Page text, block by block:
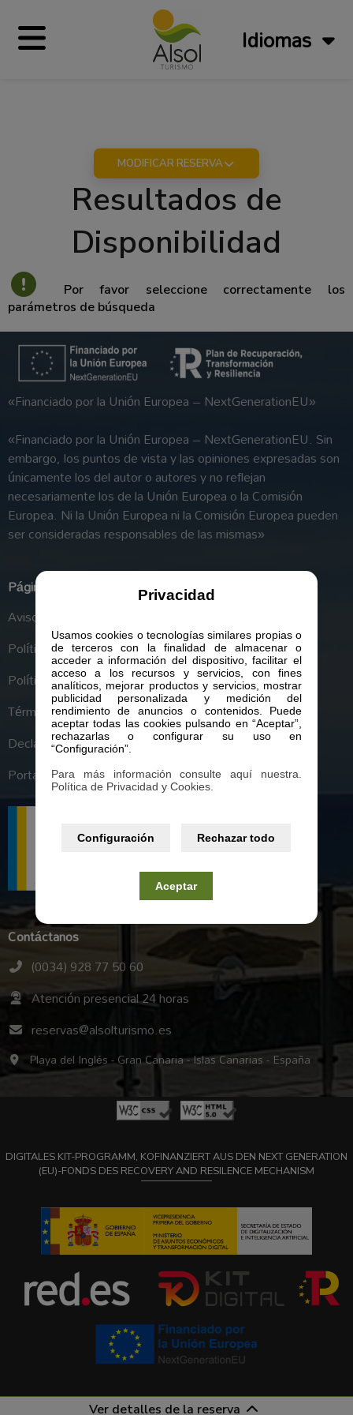
Privacidad
Usamos cookies o tecnologías similares propias o
de terceros con la finalidad de almacenar o
acceder a información del dispositivo, facilitar el
acceso a los recursos y servicios, con fines
analíticos, mejorar productos y servicios, mostrar
publicidad personalizada y medición del
rendimiento de anuncios o contenidos. Puede
aceptar todas las cookies pulsando en “Aceptar”,
rechazarlas o configurar su uso en
“Configuración”.
Para más información consulte aquí nuestra.
Política de Privacidad y Cookies.
Configuración Rechazar todo
Aceptar
Idiomas
MODIFICAR RESERVA
Resultados de
Disponibilidad
Por favor seleccione correctamente los
parámetros de búsqueda
Ver detalles de la reserva
«Financiado por la Unión Europea – NextGenerationEU»
«Financiado por la Unión Europea – NextGenerationEU. Sin
embargo, los puntos de vista y las opiniones expresadas son
únicamente los del autor o autores y no reflejan
necesariamente los de la Unión Europea o la Comisión
Europea. Ni la Unión Europea ni la Comisión Europea pueden
ser consideradas responsables de las mismas»
Páginas legales
Aviso Legal
Política de Privacidad
Política de Cookies
Términos y condiciones generales
Declaración de Accesibilidad
Portal de Transparencia
Contáctanos
(0034) 928 77 50 60
Atención presencial 24 horas
reservas@alsolturismo.es
Playa del Inglés - Gran Canaria - Islas Canarias - España
DIGITALES KIT-PROGRAMM, KOFINANZIERT AUS DEN NEXT GENERATION
(EU)-FONDS DES RECOVERY AND RESILENCE MECHANISM